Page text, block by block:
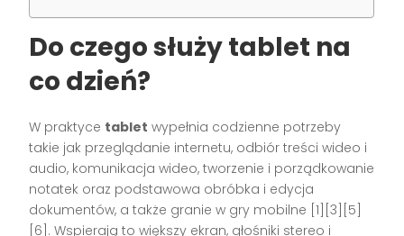
Do czego służy tablet na
co dzień?
W praktyce tablet wypełnia codzienne potrzeby
takie jak przeglądanie internetu, odbiór treści wideo i
audio, komunikacja wideo, tworzenie i porządkowanie
notatek oraz podstawowa obróbka i edycja
dokumentów, a także granie w gry mobilne [1][3][5]
[6]. Wspierają to większy ekran, głośniki stereo i